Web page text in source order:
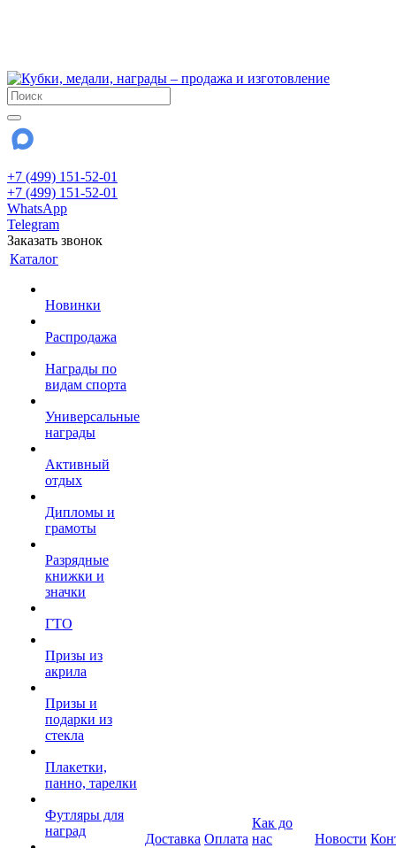
+7 (499) 151-52-01
+7 (499) 151-52-01
WhatsApp
Telegram
Заказать звонок
Каталог
Новинки
Распродажа
Награды по
видам спорта
Универсальные
награды
Активный
отдых
Дипломы и
грамоты
Разрядные
книжки и
значки
ГТО
Призы из
акрила
Призы и
подарки из
стекла
Плакетки,
панно, тарелки
Футляры для
наград
Доставка Оплата
Как до
нас
Новости